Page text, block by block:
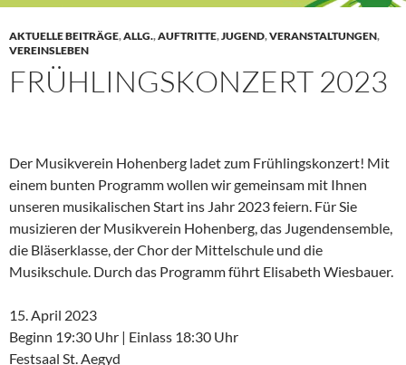
AKTUELLE BEITRÄGE,ALLG.,AUFTRITTE,JUGEND,VERANSTALTUNGEN,
VEREINSLEBEN
FRÜHLINGSKONZERT 2023
Der Musikverein Hohenberg ladet zum Frühlingskonzert! Mit
einem bunten Programm wollen wir gemeinsam mit Ihnen
unseren musikalischen Start ins Jahr 2023 feiern. Für Sie
musizieren der Musikverein Hohenberg, das Jugendensemble,
die Bläserklasse, der Chor der Mittelschule und die
Musikschule. Durch das Programm führt Elisabeth Wiesbauer.
15. April 2023
Beginn 19:30 Uhr | Einlass 18:30 Uhr
Festsaal St. Aegyd